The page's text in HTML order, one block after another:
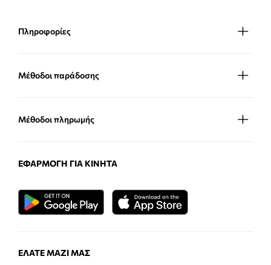
Πληροφορίες
Μέθοδοι παράδοσης
Μέθοδοι πληρωμής
ΕΦΑΡΜΟΓΉ ΓΙΑ ΚΙΝΗΤΆ
ΕΛΆΤΕ ΜΑΖΊ ΜΑΣ